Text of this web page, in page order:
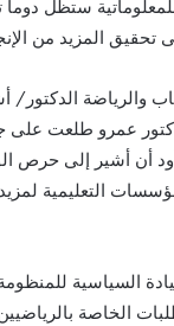
ستظل دوما
المزيد من
والرياضة
عمرو طلعت على
أود أن أشير إلى حرص
التعليمية لمزيد
السياسية
الخاصة